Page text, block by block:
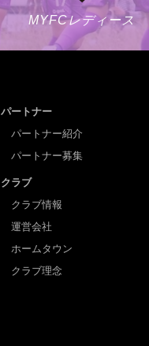
MYFCレディース
パートナー
パートナー紹介
パートナー募集
クラブ
クラブ情報
運営会社
ホームタウン
クラブ理念